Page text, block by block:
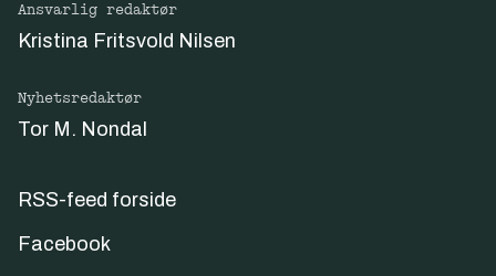
Ansvarlig redaktør
Kristina Fritsvold Nilsen
Nyhetsredaktør
Tor M. Nondal
RSS-feed forside
Facebook